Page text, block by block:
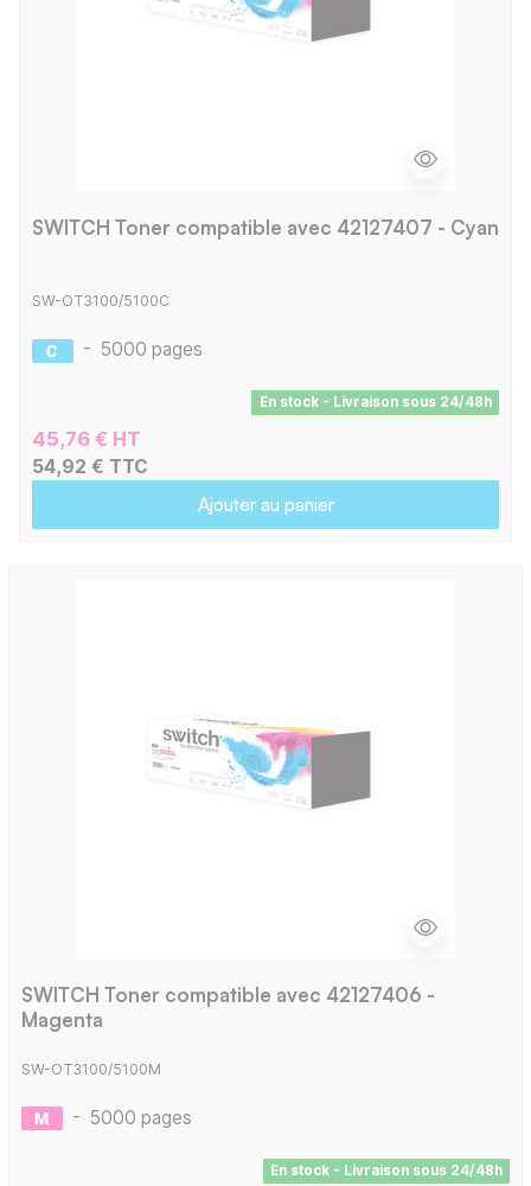
SWITCH Toner compatible avec 42127407 - Cyan
SW-OT3100/5100C
- 5000 pages
En stock - Livraison sous 24/48h
45,76 € HT
54,92 € TTC
Ajouter au panier
SWITCH Toner compatible avec 42127406 -
Magenta
SW-OT3100/5100M
- 5000 pages
En stock - Livraison sous 24/48h